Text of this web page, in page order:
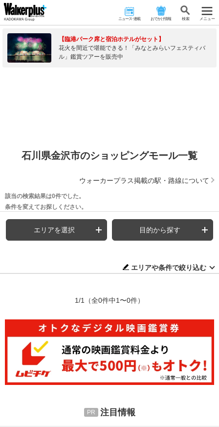
ニュース･連載 おでかけ情報 検 索 メニュー
【臨港パーク席と宿泊ホテルがセット】
花火を間近で堪能できる！「みなとみらいフェスティバ
ル」鑑賞ツアーを販売中
石川県金沢市のショッピングモール一覧
ウォーカープラス掲載の駅・路線について
該当の検索結果は0件でした。
条件を変えてお探しください。
エリアを選択 目的から探す
エリアや条件で絞り込む
1/1 （全0件中1〜0件）
注目情報